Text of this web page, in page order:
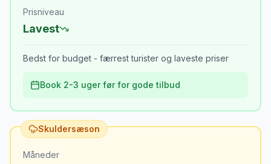
Prisniveau
Lavest
Bedst for budget - færrest turister og laveste priser
Book 2-3 uger før for gode tilbud
Skuldersæson
Måneder